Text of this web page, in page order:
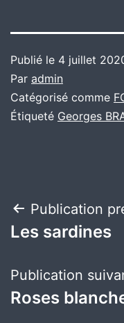
Publié le 4 juillet
Par admin
Catégorisé comme
Étiqueté Georges
de
l’article
Publication
Les sardines
Publication
Roses